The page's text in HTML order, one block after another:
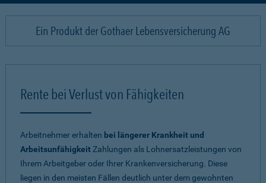
Ein Produkt der Gothaer Lebensversicherung AG
Rente bei Verlust von Fähigkeiten
Arbeitnehmer erhalten bei längerer Krankheit und
ArbeitsunfähigkeitZahlungen als Lohnersatzleistungen von
Ihrem Arbeitgeber oder Ihrer Krankenversicherung. Diese
liegen in den meisten Fällen deutlich unter dem gewohnten